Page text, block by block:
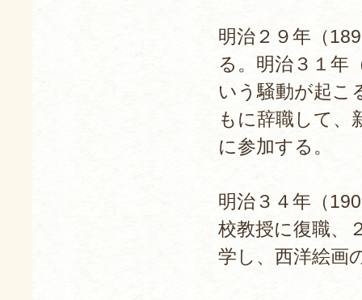
明治２９年（
る。明治３１年
いう騒動が起こ
もに辞職して、
に参加する。
明治３４年（
校教授に復職、
学し、西洋絵画